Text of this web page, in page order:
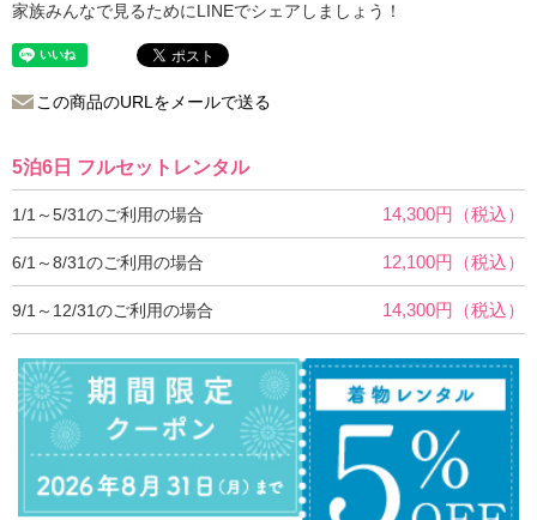
家族みんなで見るためにLINEでシェアしましょう！
この商品のURLをメールで送る
5泊6日 フルセットレンタル
1/1～5/31のご利用の場合 14,300円（税込）
6/1～8/31のご利用の場合 12,100円（税込）
9/1～12/31のご利用の場合 14,300円（税込）